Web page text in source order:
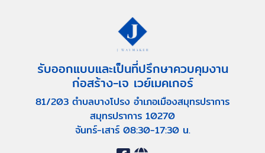
รับออกแบบและเป็นที่ปรึกษาควบคุมงาน
ก่อสร้าง-เจ เวย์เมคเกอร์
81/203 ตำบลบางโปรง อำเภอเมืองสมุทรปราการ
สมุทรปราการ 10270
จันทร์-เสาร์ 08:30-17:30 น.